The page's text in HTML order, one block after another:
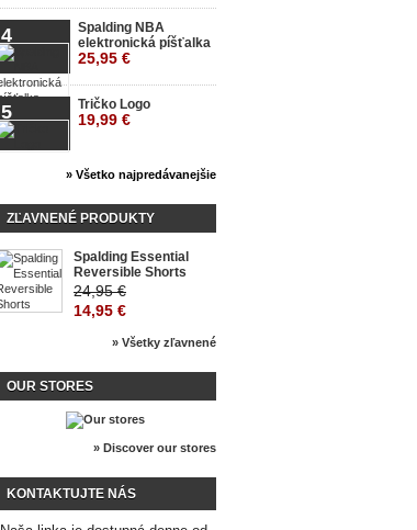
4
Spalding NBA
elektronická píšťalka
25,95 €
5 Tričko Logo
19,99 €
» Všetko najpredávanejšie
ZĽAVNENÉ PRODUKTY
Spalding Essential
Reversible Shorts
24,95 €
14,95 €
» Všetky zľavnené
OUR STORES
» Discover our stores
KONTAKTUJTE NÁS